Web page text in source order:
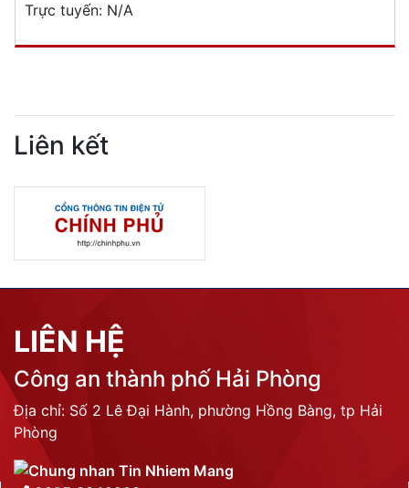
Trực tuyến: N/A
Liên kết
LIÊN HỆ
Công an thành phố Hải Phòng
Địa chỉ: Số 2 Lê Đại Hành, phường Hồng Bàng, tp Hải
Phòng